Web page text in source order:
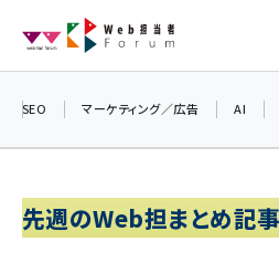
ン
SEO マーケティング／広告 AI
先週のWeb担まとめ記事